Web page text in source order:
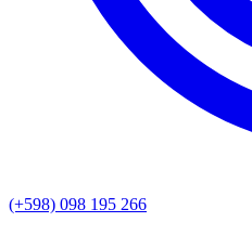
(+598) 098 195 266